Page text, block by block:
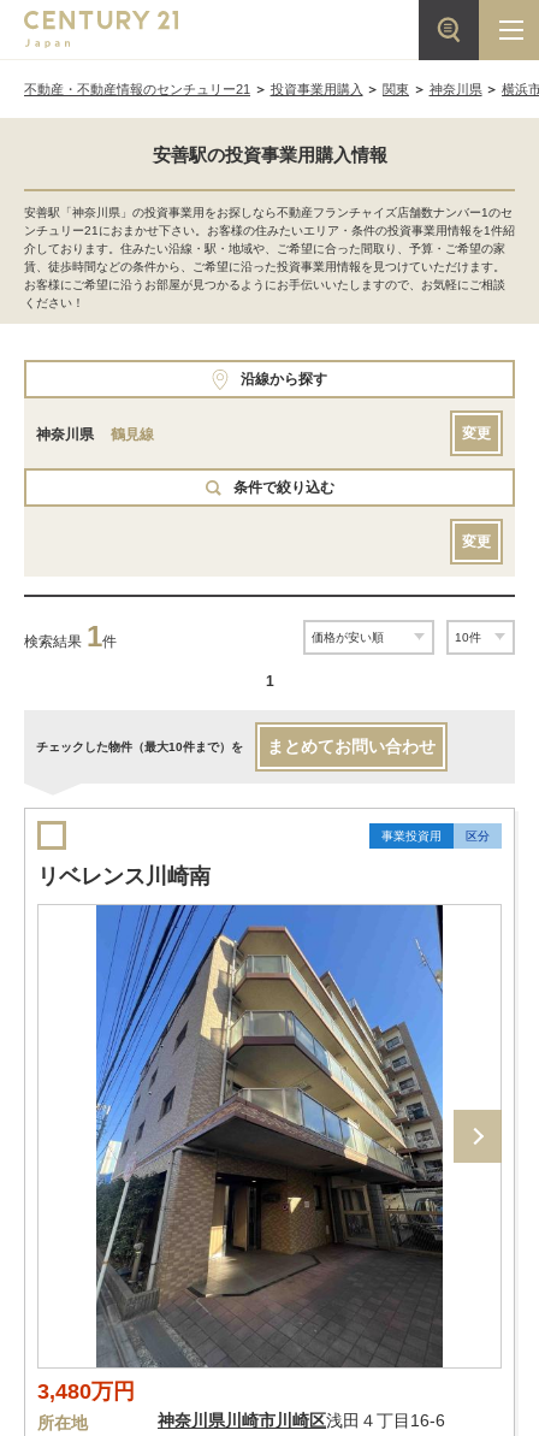
不動産・不動産情報のセンチュリー21 投資事業用購入 関東 神奈川県 横浜
安善駅の投資事業用購入情報
安善駅「神奈川県」の投資事業用をお探しなら不動産フランチャイズ店舗数ナンバー1のセ
ンチュリー21におまかせ下さい。お客様の住みたいエリア・条件の投資事業用情報を1件紹
介しております。住みたい沿線・駅・地域や、ご希望に合った間取り、予算・ご希望の家
賃、徒歩時間などの条件から、ご希望に沿った投資事業用情報を見つけていただけます。
お客様にご希望に沿うお部屋が見つかるようにお手伝いいたしますので、お気軽にご相談
ください！
沿線から探す
神奈川県 鶴見線 変更
条件で絞り込む
変更
検索結果 1件
1
チェックした物件（最大10件まで）を まとめてお問い合わせ
事業投資用 区分
リベレンス川崎南
3,480万円
所在地 神奈川県川崎市川崎区浅田４丁目16-6